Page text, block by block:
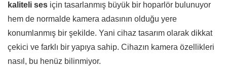
kaliteli ses için tasarlanmış büyük bir hoparlör bulunuyor
hem de normalde kamera adasının olduğu yere
konumlanmış bir şekilde. Yani cihaz tasarım olarak dikkat
çekici ve farklı bir yapıya sahip. Cihazın kamera özellikleri
nasıl, bu henüz bilinmiyor.